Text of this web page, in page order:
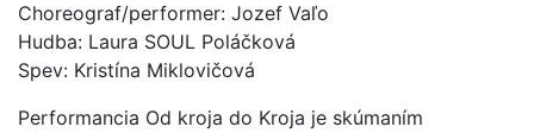
Choreograf/performer: Jozef Vaľo
Hudba: Laura SOUL Poláčková
Spev: Kristína Miklovičová
Performancia Od kroja do Kroja je skúmaním